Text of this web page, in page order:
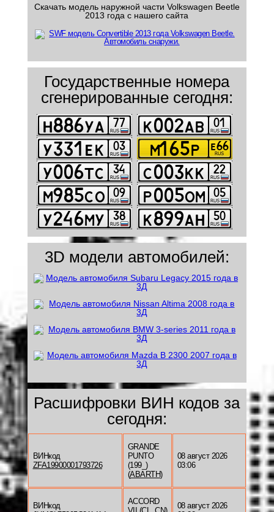
Скачать модель наружной части Volkswagen Beetle
2013 года с нашего сайта
Государственные номера
сгенерированные сегодня:
3D модели автомобилей:
Расшифровки ВИН кодов за
сегодня:
ВИНкод
ZFA19900001793726
GRANDE
PUNTO
(199_)
(ABARTH)
08 август 2026
03:06
ВИНкод
ACCORD
08 август 2026